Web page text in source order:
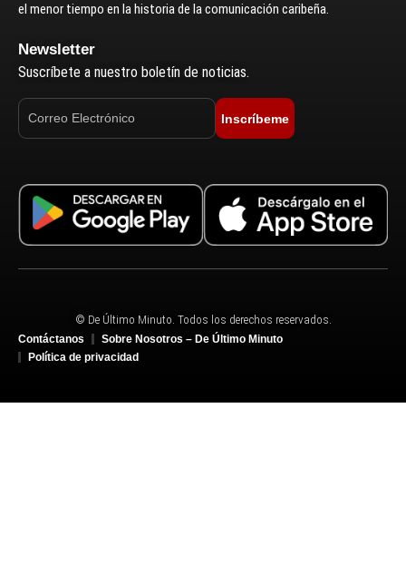
el menor tiempo en la historia de la comunicación caribeña.
Newsletter
Suscríbete a nuestro boletín de noticias.
Inscríbeme
© De Último Minuto. Todos los derechos reservados.
Contáctanos
Sobre Nosotros – De Último Minuto
Política de privacidad